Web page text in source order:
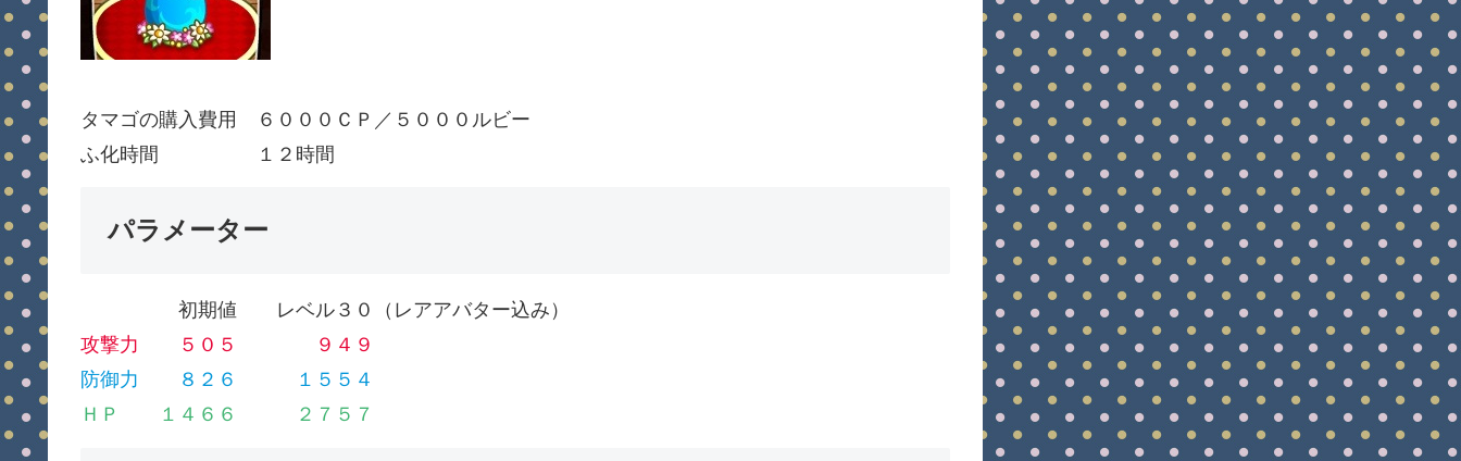
タマゴの購入費用 ６０００ＣＰ／５０００ルビー
ふ化時間 １２時間
パラメーター
初期値 レベル３０（レアアバター込み）
攻撃力 ５０５ ９４９
防御力 ８２６ １５５４
ＨＰ １４６６ ２７５７